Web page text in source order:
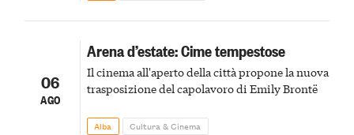
06
AGO
Arena d’estate: Cime tempestose
Il cinema all'aperto della città propone la nuova
trasposizione del capolavoro di Emily Brontë
Alba Cultura & Cinema